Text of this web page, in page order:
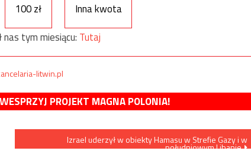
100 zł
Inna kwota
tym miesiącu: Tutaj
litwin.pl
PROJEKT MAGNA POLONIA!
Izrael uderzył w obiekty Hamasu w Strefie Gazy i w
południowym Libanie